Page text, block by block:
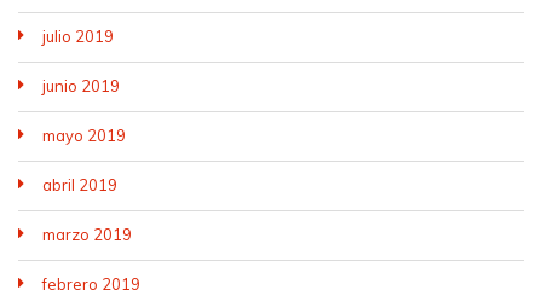
julio 2019
junio 2019
mayo 2019
abril 2019
marzo 2019
febrero 2019